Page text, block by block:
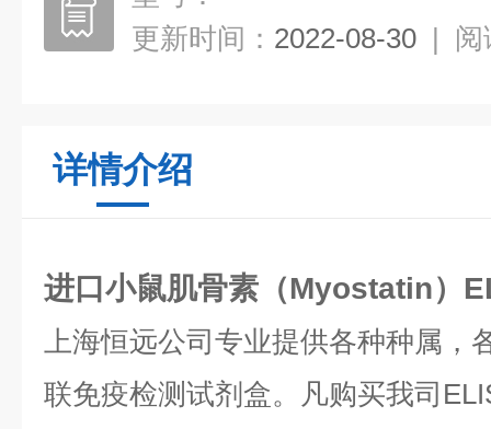
更新时间： 2022-08-30 | 阅
详情介绍
进口小鼠肌骨素（Myostatin）
上海恒远公司专业提供各种种属，
联免疫检测试剂盒。凡购买我司